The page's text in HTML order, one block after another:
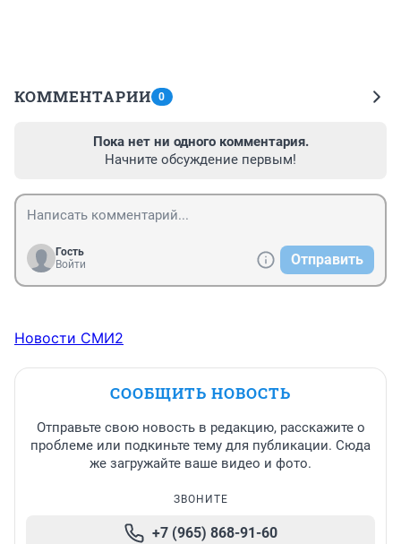
КОММЕНТАРИИ 0
Пока нет ни одного комментария.
Начните обсуждение первым!
Гость
Войти
Отправить
Новости СМИ2
СООБЩИТЬ НОВОСТЬ
Отправьте свою новость в редакцию, расскажите о
проблеме или подкиньте тему для публикации. Сюда
же загружайте ваше видео и фото.
ЗВОНИТЕ
+7 (965) 868-91-60